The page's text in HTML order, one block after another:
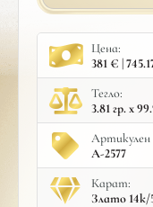
Цена:
381 € |
Тегло:
3.81 гр. x
Артикулен
A-2577
Карат:
Злато 14к/